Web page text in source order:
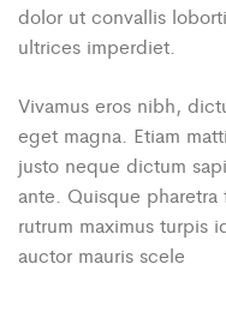
dolor ut convallis
ultrices imperdiet.
Vivamus eros nibh,
eget magna. Etiam
justo neque dictum
ante. Quisque
rutrum maximus turpis
auctor mauris scele